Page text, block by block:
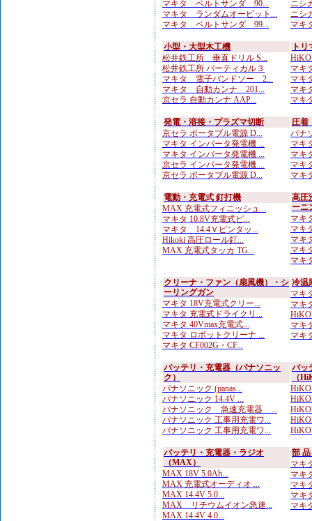
マキタ ベルトサンダ 90...
マキタ ランダムオービット...
マキタ ベルトサンダ 99...
ニシ
ニシ
マキ
小型・大型木工機
松井鉄工所 垂直ドリル S...
松井鉄工所 バーティカル３
マキタ 電子バンドソー 2...
マキタ 自動カンナ 201...
京セラ 自動カンナ AAP...
ト
マキ
マキ
マキ
マキ
発電・溶接・プラズマ切断
京セラ ポータブル電源 D...
マキタ インバータ発電機 ...
マキタ インバータ発電機 ...
京セラ インバータ発電機 ...
京セラ ポータブル電源 D...
圧着
パナ
マキ
マキ
マキ
マキ
電動・充電式 釘打機
MAX 充電式フィニッシュ...
マキタ 10.8V充電式ピ...
マキタ 14.4Ｖピンタッ...
Hikoki 高圧ロール釘...
MAX 充電式タッカ TG...
高圧
ーニ
マキ
マキ
マキ
マキ
マキ
クリーナ・ファン（扇風機）・シ
ーリングガン
マキタ 18V充電式クリー...
マキタ 充電式ドライクリ...
マキタ 40Vmax充電式...
マキタ ロボットクリーナ ...
マキタ CF002G・CF...
冷温
マキ
マキ
マキ
マキ
バッテリ・充電器（パナソニッ
ク）
パナソニック (panas...
パナソニック 14.4V ...
パナソニック 急速充電器 ...
パナソニック 工事用充電ワ...
パナソニック 工事用充電ワ...
バッ
（
バッテリ・充電器・ラジオ
（MAX）
MAX 18V 5.0Ah...
MAX 充電式オーディオ ...
MAX 14.4V 5.0...
MAX リチウムイオン急速...
MAX 14.4V 4.0...
部
マキ
マキ
マキ
マキ
マキ